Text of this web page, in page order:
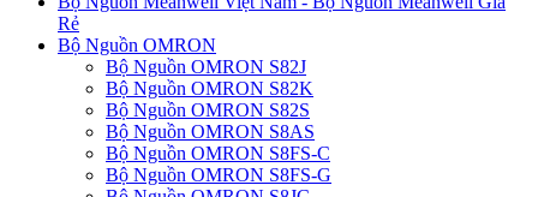
Rẻ
Bộ Nguồn OMRON
Bộ Nguồn OMRON S82J
Bộ Nguồn OMRON S82K
Bộ Nguồn OMRON S82S
Bộ Nguồn OMRON S8AS
Bộ Nguồn OMRON S8FS-C
Bộ Nguồn OMRON S8FS-G